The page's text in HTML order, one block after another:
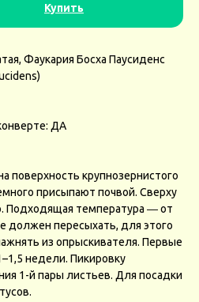
Купить
Фаукария Босха Паусиденс
ДА
поверхность крупнозернистого
присыпают почвой. Сверху
Подходящая температура ― от
должен пересыхать, для этого
из опрыскивателя. Первые
недели. Пикировку
1-й пары листьев. Для посадки